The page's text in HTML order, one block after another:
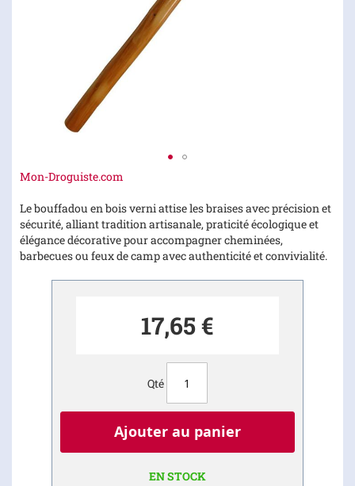
Mon-Droguiste.com
Le bouffadou en bois verni attise les braises avec précision et
sécurité, alliant tradition artisanale, praticité écologique et
élégance décorative pour accompagner cheminées,
barbecues ou feux de camp avec authenticité et convivialité.
17,65 €
Qté
Ajouter au panier
EN STOCK
Skip
the
beginning
of
the